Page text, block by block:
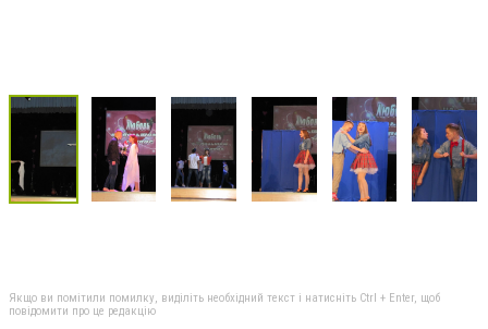
Якщо ви помітили помилку, виділіть необхідний текст і натисніть Ctrl + Enter, щоб
повідомити про це редакцію